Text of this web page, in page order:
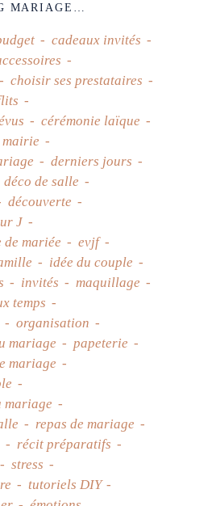
MARIAGE…
cadeaux invités
choisir ses prestataires
cérémonie laïque
mairie
derniers jours
déco de salle
découverte
J
de mariée
evjf
idée du couple
invités
maquillage
temps
organisation
mariage
papeterie
mariage
mariage
repas de mariage
récit préparatifs
stress
tutoriels DIY